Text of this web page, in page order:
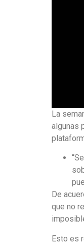
La
algunas
De
que no
Esto es